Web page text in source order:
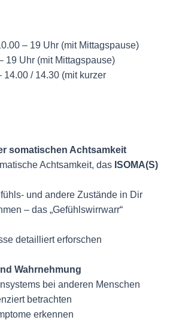
– 19 Uhr (mit Mittagspause)
19 Uhr (mit Mittagspause)
14.00 / 14.30 (mit kurzer
somatischen Achtsamkeit
Achtsamkeit, das ISOMA(S)
und andere Zustände in Dir
– das „Gefühlswirrwarr“
detailliert erforschen
Wahrnehmung
bei anderen Menschen
betrachten
erkennen